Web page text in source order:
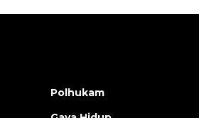
Polhukam